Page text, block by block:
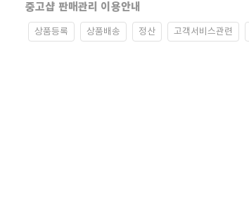
중고샵 판매관리 이용안내
상품등록 상품배송 정산 고객서비스관련